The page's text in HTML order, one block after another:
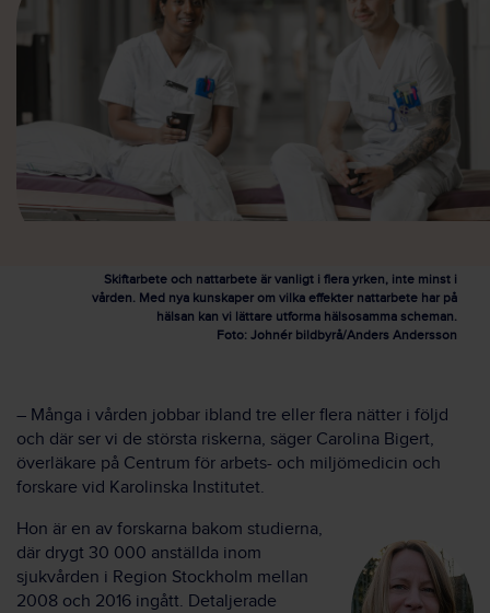
Skiftarbete och nattarbete är vanligt i flera yrken, inte minst i
vården. Med nya kunskaper om vilka effekter nattarbete har på
hälsan kan vi lättare utforma hälsosamma scheman.
Foto: Johnér bildbyrå/Anders Andersson
– Många i vården jobbar ibland tre eller flera nätter i följd
och där ser vi de största riskerna, säger Carolina Bigert,
överläkare på Centrum för arbets- och miljömedicin och
forskare vid Karolinska Institutet.
Hon är en av forskarna bakom studierna,
där drygt 30 000 anställda inom
sjukvården i Region Stockholm mellan
2008 och 2016 ingått. Detaljerade